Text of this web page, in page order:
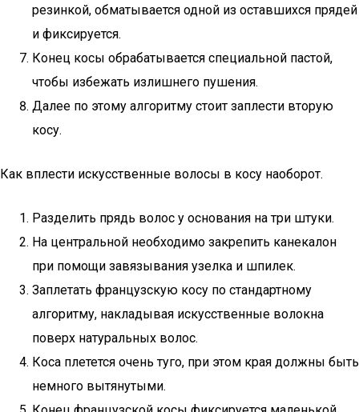
резинкой, обматывается одной из оставшихся прядей
и фиксируется.
Конец косы обрабатывается специальной пастой,
чтобы избежать излишнего пушения.
Далее по этому алгоритму стоит заплести вторую
косу.
Как вплести искусственные волосы в косу наоборот.
Разделить прядь волос у основания на три штуки.
На центральной необходимо закрепить канекалон
при помощи завязывания узелка и шпилек.
Заплетать французскую косу по стандартному
алгоритму, накладывая искусственные волокна
поверх натуральных волос.
Коса плетется очень туго, при этом края должны быть
немного вытянутыми.